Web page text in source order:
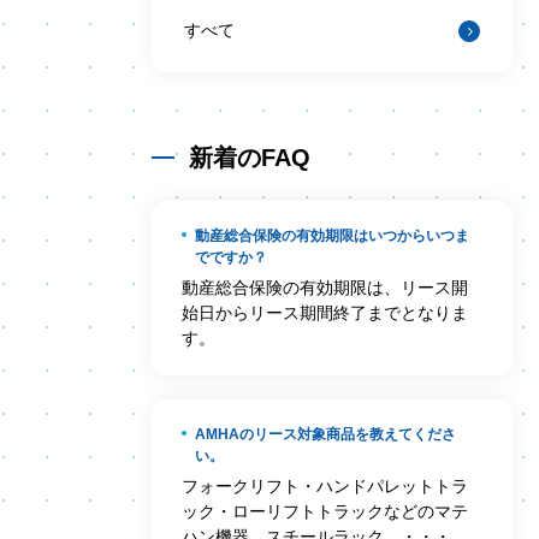
すべて
新着のFAQ
動産総合保険の有効期限はいつからいつま
でですか？
動産総合保険の有効期限は、リース開
始日からリース期間終了までとなりま
す。
AMHAのリース対象商品を教えてくださ
い。
フォークリフト・ハンドパレットトラ
ック・ローリフトトラックなどのマテ